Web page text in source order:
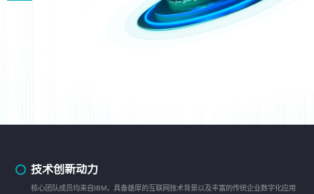
技术创新动力
核心团队成员均来自IBM，具备雄厚的互联网技术背景以及丰富的传统企业数字化应用